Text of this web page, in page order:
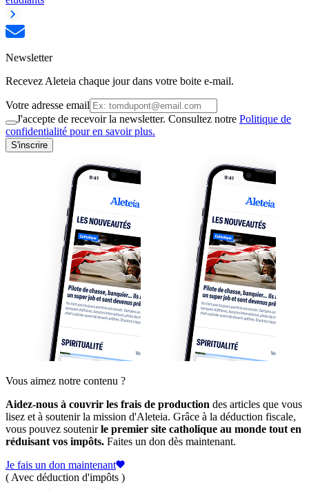
Newsletter
Recevez Aleteia chaque jour dans votre boite e-mail.
Votre adresse email
J'accepte de recevoir la newsletter. Consultez notre Politique de
confidentialité pour en savoir plus.
S'inscrire
Vous aimez notre contenu ?
Aidez-nous à couvrir les frais de production des articles que vous
lisez et à soutenir la mission d'Aleteia. Grâce à la déduction fiscale,
vous pouvez soutenirle premier site catholique au monde tout en
réduisant vos impôts. Faites un don dès maintenant.
Je fais un don maintenant
( Avec déduction d'impôts )